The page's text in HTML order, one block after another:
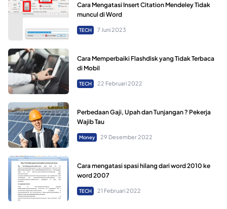
Cara Mengatasi Insert Citation Mendeley Tidak
muncul di Word
TECH 7 Juni 2023
Cara Memperbaiki Flashdisk yang Tidak Terbaca
di Mobil
TECH 22 Februari 2022
Perbedaan Gaji, Upah dan Tunjangan ? Pekerja
Wajib Tau
Money 29 Desember 2022
Cara mengatasi spasi hilang dari word 2010 ke
word 2007
TECH 21 Februari 2022